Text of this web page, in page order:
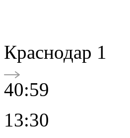
Краснодар 1
40:59
13:30